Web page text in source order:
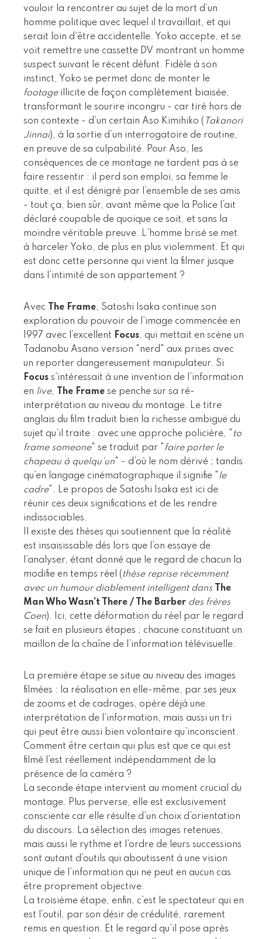
vouloir la rencontrer au sujet de la mort d’un
homme politique avec lequel il travaillait, et qui
serait loin d’être accidentelle. Yoko accepte, et se
voit remettre une cassette DV montrant un homme
suspect suivant le récent défunt. Fidèle à son
instinct, Yoko se permet donc de monter le
footageillicite de façon complètement biaisée,
transformant le sourire incongru - car tiré hors de
son contexte - d’un certain Aso Kimihiko ( Takanori
Jinnai), à la sortie d’un interrogatoire de routine,
en preuve de sa culpabilité. Pour Aso, les
conséquences de ce montage ne tardent pas à se
faire ressentir : il perd son emploi, sa femme le
quitte, et il est dénigré par l’ensemble de ses amis
- tout ça, bien sûr, avant même que la Police l’ait
déclaré coupable de quoique ce soit, et sans la
moindre véritable preuve. L’homme brisé se met
à harceler Yoko, de plus en plus violemment. Et qui
est donc cette personne qui vient la filmer jusque
dans l’intimité de son appartement ?
Avec The Frame, Satoshi Isaka continue son
exploration du pouvoir de l’image commencée en
1997 avec l’excellent Focus, qui mettait en scène un
Tadanobu Asano version "nerd" aux prises avec
un reporter dangereusement manipulateur. Si
Focus s’intéressait à une invention de l’information
en live, The Frame se penche sur sa ré-
interprétation au niveau du montage. Le titre
anglais du film traduit bien la richesse ambiguë du
sujet qu’il traite : avec une approche policière, "
to
frame someone" se traduit par " faire porter le
chapeau à quelqu’un " - d’où le nom dérivé ; tandis
qu’en langage cinématographique il signifie " le
cadre". Le propos de Satoshi Isaka est ici de
réunir ces deux significations et de les rendre
indissociables.
Il existe des thèses qui soutiennent que la réalité
est insaisissable dés lors que l’on essaye de
l’analyser, étant donné que le regard de chacun la
modifie en temps réel ( thèse reprise récemment
avec un humour diablement intelligent dans
The
Man Who Wasn’t There / The Barber des frères
Coen). Ici, cette déformation du réel par le regard
se fait en plusieurs étapes ; chacune constituant un
maillon de la chaîne de l’information télévisuelle.
La première étape se situe au niveau des images
filmées : la réalisation en elle-même, par ses jeux
de zooms et de cadrages, opère déjà une
interprétation de l’information, mais aussi un tri
qui peut être aussi bien volontaire qu’inconscient.
Comment être certain qui plus est que ce qui est
filmé l’est réellement indépendamment de la
présence de la caméra ?
La seconde étape intervient au moment crucial du
montage. Plus perverse, elle est exclusivement
consciente car elle résulte d’un choix d’orientation
du discours. La sélection des images retenues,
mais aussi le rythme et l’ordre de leurs successions
sont autant d’outils qui aboutissent à une vision
unique de l’information qui ne peut en aucun cas
être proprement objective.
La troisième étape, enfin, c’est le spectateur qui en
est l’outil, par son désir de crédulité, rarement
remis en question. Et le regard qu’il pose après